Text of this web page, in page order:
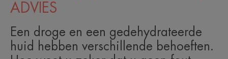
ADVIES
Een droge en een gedehydrateerde
huid hebben verschillende behoeften.